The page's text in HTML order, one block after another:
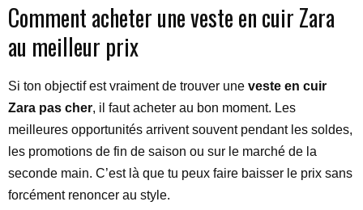
Comment acheter une veste en cuir Zara
au meilleur prix
Si ton objectif est vraiment de trouver une veste en cuir
Zara pas cher, il faut acheter au bon moment. Les
meilleures opportunités arrivent souvent pendant les soldes,
les promotions de fin de saison ou sur le marché de la
seconde main. C’est là que tu peux faire baisser le prix sans
forcément renoncer au style.